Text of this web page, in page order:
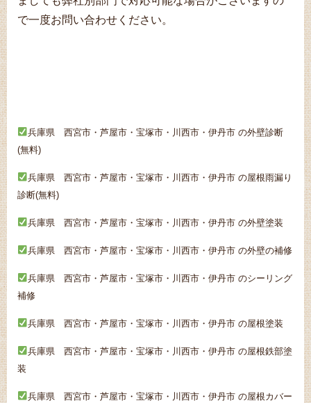
で一度お問い合わせください。
兵庫県 西宮市・芦屋市・宝塚市・川西市・伊丹市 の外壁診断
(無料)
兵庫県 西宮市・芦屋市・宝塚市・川西市・伊丹市 の屋根雨漏り
診断(無料)
兵庫県 西宮市・芦屋市・宝塚市・川西市・伊丹市 の外壁塗装
兵庫県 西宮市・芦屋市・宝塚市・川西市・伊丹市 の外壁の補修
兵庫県 西宮市・芦屋市・宝塚市・川西市・伊丹市 のシーリング
補修
兵庫県 西宮市・芦屋市・宝塚市・川西市・伊丹市 の屋根塗装
兵庫県 西宮市・芦屋市・宝塚市・川西市・伊丹市 の屋根鉄部塗
装
兵庫県 西宮市・芦屋市・宝塚市・川西市・伊丹市 の屋根カバー